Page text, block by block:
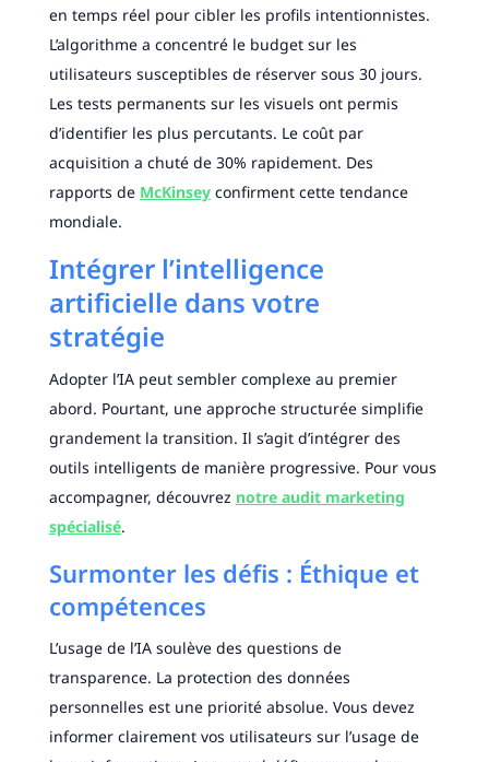
en temps réel pour cibler les profils intentionnistes.
L’algorithme a concentré le budget sur les
utilisateurs susceptibles de réserver sous 30 jours.
Les tests permanents sur les visuels ont permis
d’identifier les plus percutants. Le coût par
acquisition a chuté de 30% rapidement. Des
rapports de McKinseyconfirment cette tendance
mondiale.
Intégrer l’intelligence
artificielle dans votre
stratégie
Adopter l’IA peut sembler complexe au premier
abord. Pourtant, une approche structurée simplifie
grandement la transition. Il s’agit d’intégrer des
outils intelligents de manière progressive. Pour vous
accompagner, découvrez notre audit marketing
spécialisé.
Surmonter les défis : Éthique et
compétences
L’usage de l’IA soulève des questions de
transparence. La protection des données
personnelles est une priorité absolue. Vous devez
informer clairement vos utilisateurs sur l’usage de